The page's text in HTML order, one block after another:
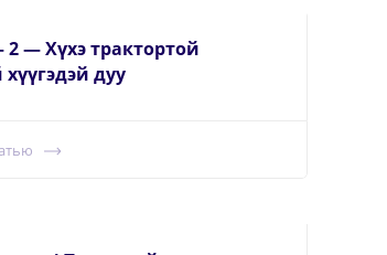
— Хүхэ трактортой
дуу